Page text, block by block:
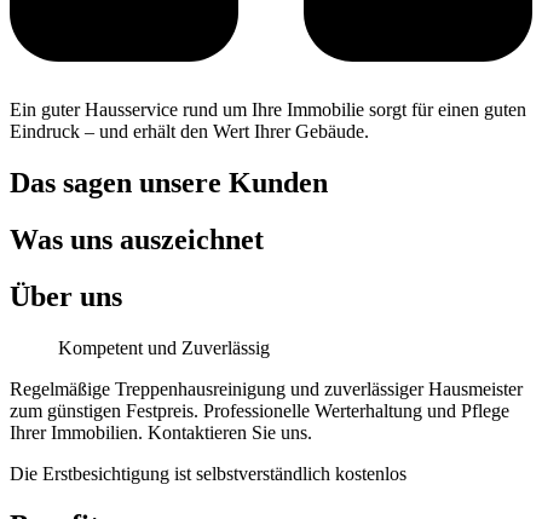
Ein guter Hausservice rund um Ihre Immobilie sorgt für einen guten
Eindruck – und erhält den Wert Ihrer Gebäude.
Das sagen unsere Kunden
Was uns auszeichnet
Über uns
Kompetent und Zuverlässig
Regelmäßige Treppenhausreinigung und zuverlässiger Hausmeister
zum günstigen Festpreis. Professionelle Werterhaltung und Pflege
Ihrer Immobilien. Kontaktieren Sie uns.
Die Erstbesichtigung ist selbstverständlich kostenlos